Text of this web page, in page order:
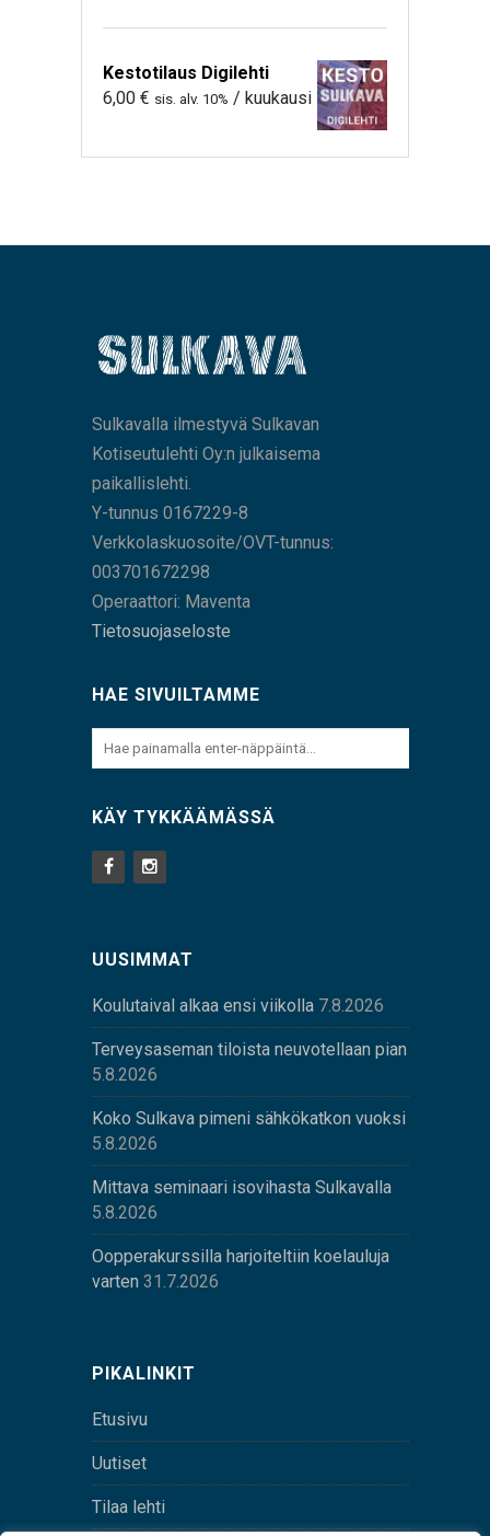
Kestotilaus Digilehti
6,00 € sis. alv. 10% / kuukausi
Sulkavalla ilmestyvä Sulkavan
Kotiseutulehti Oy:n julkaisema
paikallislehti.
Y-tunnus 0167229-8
Verkkolaskuosoite/OVT-tunnus:
003701672298
Operaattori: Maventa
Tietosuojaseloste
HAE SIVUILTAMME
KÄY TYKKÄÄMÄSSÄ
UUSIMMAT
Koulutaival alkaa ensi viikolla 7.8.2026
Terveysaseman tiloista neuvotellaan pian
5.8.2026
Koko Sulkava pimeni sähkökatkon vuoksi
5.8.2026
Mittava seminaari isovihasta Sulkavalla
5.8.2026
Oopperakurssilla harjoiteltiin koelauluja
varten 31.7.2026
PIKALINKIT
Etusivu
Uutiset
Tilaa lehti